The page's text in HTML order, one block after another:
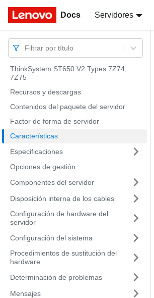
Docs Servidores
Docs
Filtrar por título
ThinkSystem ST650 V2 Types 7Z74,
7Z75
Recursos y descargas
Contenidos del paquete del servidor
Factor de forma de servidor
Características
Especificaciones
Opciones de gestión
Componentes del servidor
Disposición interna de los cables
Configuración de hardware del
servidor
Configuración del sistema
Procedimientos de sustitución del
hardware
Determinación de problemas
Mensajes